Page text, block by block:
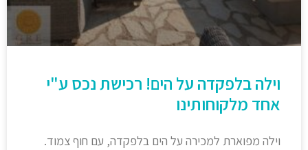
וילה בלפקדה על הים! רכישת נכס ע"י
אחד מלקוחותינו
וילה מפוארת למכירה על הים בלפקדה, עם חוף צמוד.